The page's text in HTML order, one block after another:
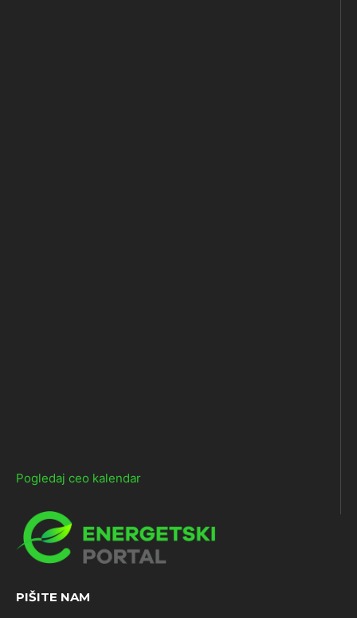
Pogledaj ceo kalendar
PIŠITE NAM